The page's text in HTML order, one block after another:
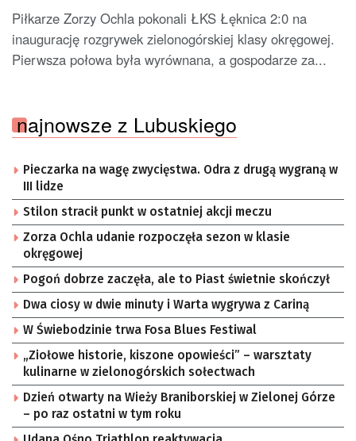
Piłkarze Zorzy Ochla pokonali ŁKS Łęknica 2:0 na
inaugurację rozgrywek zielonogórskiej klasy okręgowej.
Pierwsza połowa była wyrównana, a gospodarze za...
najnowsze z Lubuskiego
Pieczarka na wagę zwycięstwa. Odra z drugą wygraną w
III lidze
Stilon stracił punkt w ostatniej akcji meczu
Zorza Ochla udanie rozpoczęła sezon w klasie
okręgowej
Pogoń dobrze zaczęła, ale to Piast świetnie skończył
Dwa ciosy w dwie minuty i Warta wygrywa z Cariną
W Świebodzinie trwa Fosa Blues Festiwal
„Ziołowe historie, kiszone opowieści” – warsztaty
kulinarne w zielonogórskich sołectwach
Dzień otwarty na Wieży Braniborskiej w Zielonej Górze
– po raz ostatni w tym roku